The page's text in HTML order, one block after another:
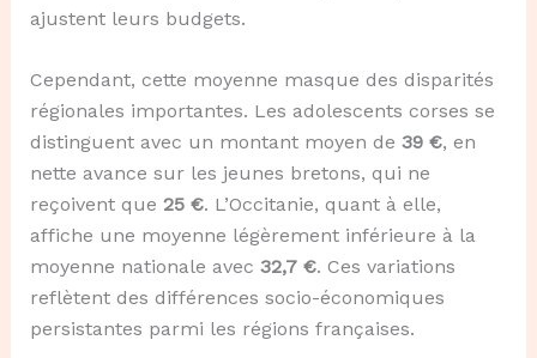
ajustent leurs budgets.
Cependant, cette moyenne masque des disparités
régionales importantes. Les adolescents corses se
distinguent avec un montant moyen de 39 €, en
nette avance sur les jeunes bretons, qui ne
reçoivent que 25 €. L’Occitanie, quant à elle,
affiche une moyenne légèrement inférieure à la
moyenne nationale avec 32,7 €. Ces variations
reflètent des différences socio-économiques
persistantes parmi les régions françaises.